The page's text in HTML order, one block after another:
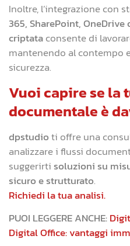
Inoltre, l’integrazione con
365, SharePoint,
criptataconsente di
mantenendo al contempo
sicurezza.
Vuoi capire se la
documentale è
dpstudioti offre una
analizzare i flussi
suggerirtisoluzioni su
sicuro e strutturato.
Richiedi la tua analisi.
PUOI LEGGERE ANCHE:
Digital Office: vantaggi